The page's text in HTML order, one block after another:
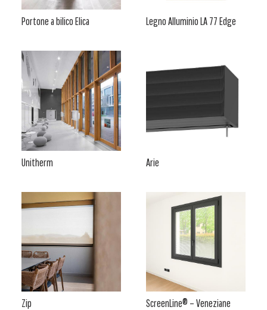
Portone a bilico Elica Legno Alluminio LA 77 Edge
Unitherm Arie
Zip
ScreenLine® – Veneziane